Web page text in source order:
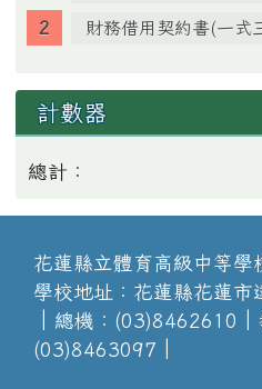
財務借用契約書(一式
計數器
總計：
花蓮縣立體育高級中等學
學校地址：花蓮縣花蓮市
│總機：(03)8462610│
(03)8463097│